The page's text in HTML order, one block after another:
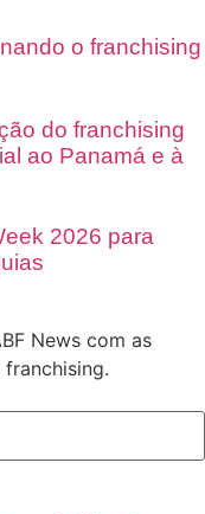
o franchising
do franchising
ao Panamá e à
2026 para
News com as